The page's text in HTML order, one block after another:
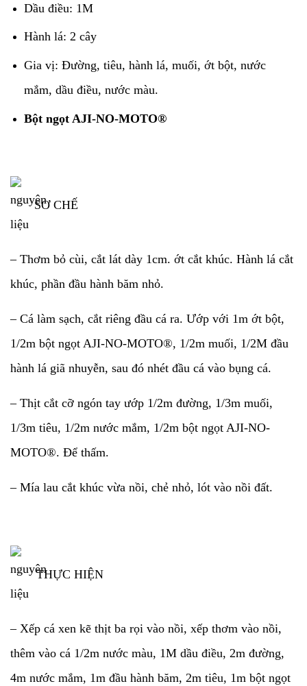
Dầu điều: 1M
Hành lá: 2 cây
Gia vị: Đường, tiêu, hành lá, muối, ớt bột, nước
mắm, dầu điều, nước màu.
Bột ngọt AJI-NO-MOTO®
SƠ CHẾ
– Thơm bỏ cùi, cắt lát dày 1cm. ớt cắt khúc. Hành lá cắt
khúc, phần đầu hành băm nhỏ.
– Cá làm sạch, cắt riêng đầu cá ra. Ướp với 1m ớt bột,
1/2m bột ngọt AJI-NO-MOTO®, 1/2m muối, 1/2M đầu
hành lá giã nhuyễn, sau đó nhét đầu cá vào bụng cá.
– Thịt cắt cỡ ngón tay ướp 1/2m đường, 1/3m muối,
1/3m tiêu, 1/2m nước mắm, 1/2m bột ngọt AJI-NO-
MOTO®. Để thấm.
– Mía lau cắt khúc vừa nồi, chẻ nhỏ, lót vào nồi đất.
THỰC HIỆN
– Xếp cá xen kẽ thịt ba rọi vào nồi, xếp thơm vào nồi,
thêm vào cá 1/2m nước màu, 1M dầu điều, 2m đường,
4m nước mắm, 1m đầu hành băm, 2m tiêu, 1m bột ngọt